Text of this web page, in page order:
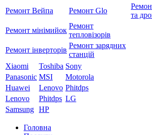
Ремонт Вейпа Ремонт Glo
та
Ремонт мiнiмийок
Ремонт
тепловізорів
Ремонт інверторів
Ремонт зарядних
станцій
Xiaomi
Toshiba Sony
Panasonic MSI
Motorola
Huawei
Lenovo Phitdps
Lenovo
Phitdps LG
Samsung HP
Головна